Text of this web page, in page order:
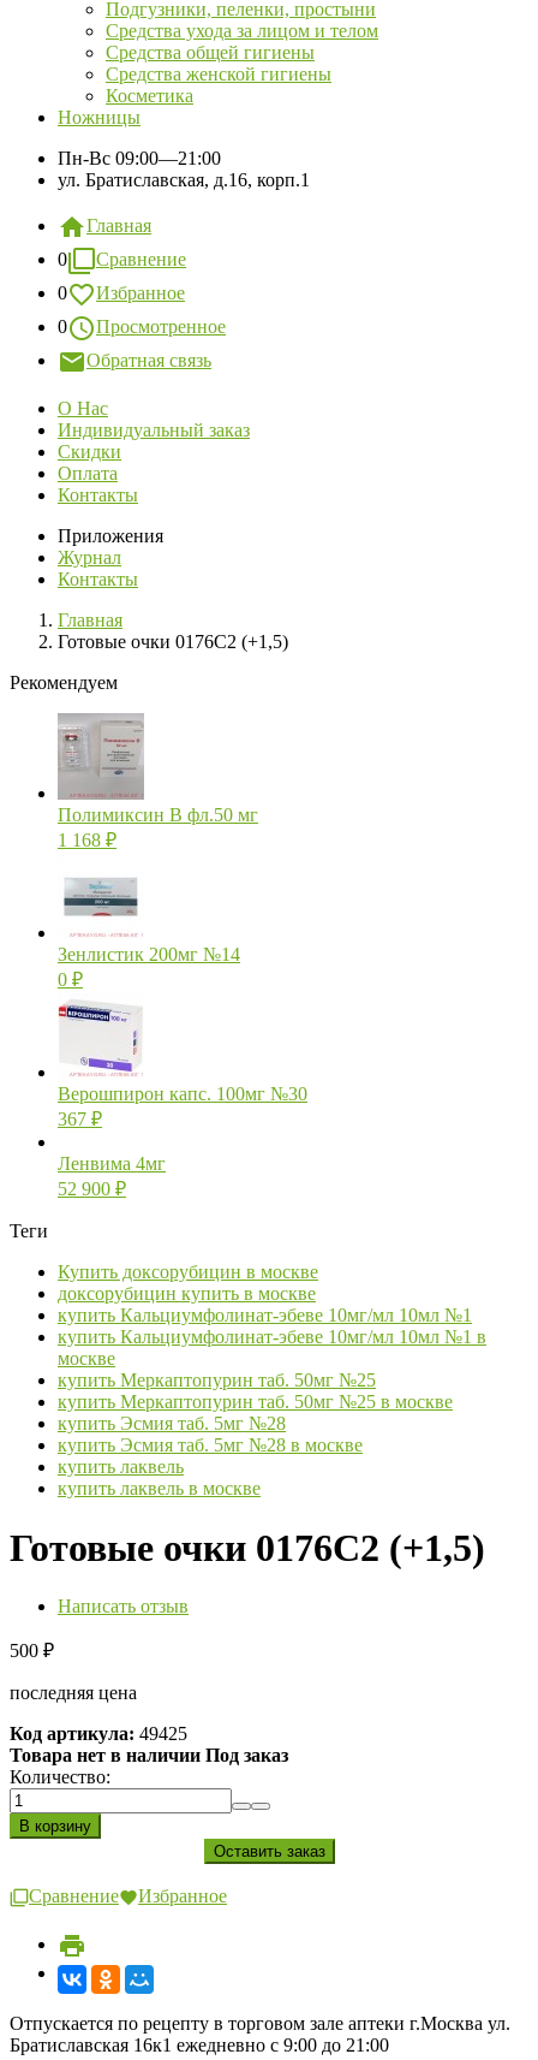
Подгузники, пеленки, простыни
Средства ухода за лицом и телом
Средства общей гигиены
Средства женской гигиены
Косметика
Ножницы
Пн-Вс 09:00—21:00
ул. Братиславская, д.16, корп.1
Главная
0
Сравнение
0
Избранное
0
Просмотренное
Обратная связь
О Нас
Индивидуальный заказ
Скидки
Оплата
Контакты
Приложения
Журнал
Контакты
Главная
Готовые очки 0176C2 (+1,5)
Рекомендуем
Полимиксин В фл.50 мг
1 168 ₽
Зенлистик 200мг №14
0 ₽
Верошпирон капс. 100мг №30
367 ₽
Ленвима 4мг
52 900 ₽
Теги
Купить доксорубицин в москве
доксорубицин купить в москве
купить Кальциумфолинат-эбеве 10мг/мл 10мл №1
купить Кальциумфолинат-эбеве 10мг/мл 10мл №1 в
москве
купить Меркаптопурин таб. 50мг №25
купить Меркаптопурин таб. 50мг №25 в москве
купить Эсмия таб. 5мг №28
купить Эсмия таб. 5мг №28 в москве
купить лаквель
купить лаквель в москве
Готовые очки 0176C2 (+1,5)
Написать отзыв
500 ₽
последняя цена
Код артикула: 49425
Товара нет в наличии Под заказ
Количество:
Сравнение Избранное
Отпускается по рецепту в торговом зале аптеки г.Москва ул.
Братиславская 16к1 ежедневно с 9:00 до 21:00